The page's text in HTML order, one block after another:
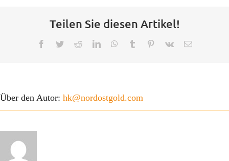
Teilen Sie diesen Artikel!
Facebook
TwitterRedditLinkedInWhatsApp
Tumblr Pinterest
Vk
E-
Über den Autor: hk@nordostgold.com